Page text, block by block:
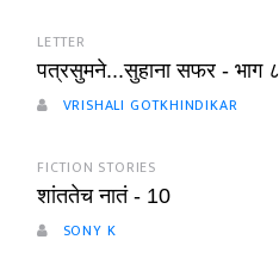
LETTER
पत्रसुमने...सुहाना सफर - भाग ८
VRISHALI GOTKHINDIKAR
FICTION STORIES
शांततेच नातं - 10
SONY K